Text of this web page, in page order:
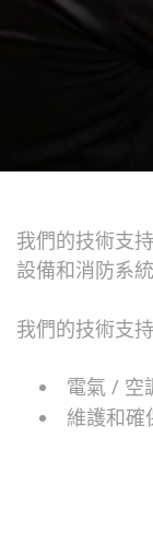
我們的技術支
設備和消防系
我們的技術支
電氣 / 空
維護和確